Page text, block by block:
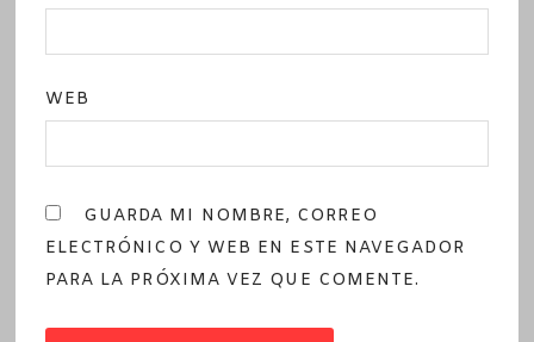
WEB
GUARDA MI NOMBRE, CORREO
ELECTRÓNICO Y WEB EN ESTE NAVEGADOR
PARA LA PRÓXIMA VEZ QUE COMENTE.